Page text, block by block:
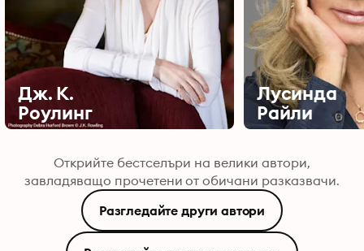
Дж. К.
Роулинг
Лусинда
Райли
Открийте бестселъри на велики автори,
завладяващо прочетени от обичани разказвачи.
Разгледайте други автори